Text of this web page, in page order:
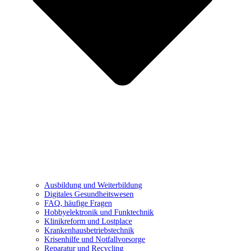
Ausbildung und Weiterbildung
Digitales Gesundheitswesen
FAQ, häufige Fragen
Hobbyelektronik und Funktechnik
Klinikreform und Lostplace
Krankenhausbetriebstechnik
Krisenhilfe und Notfallvorsorge
Reparatur und Recycling